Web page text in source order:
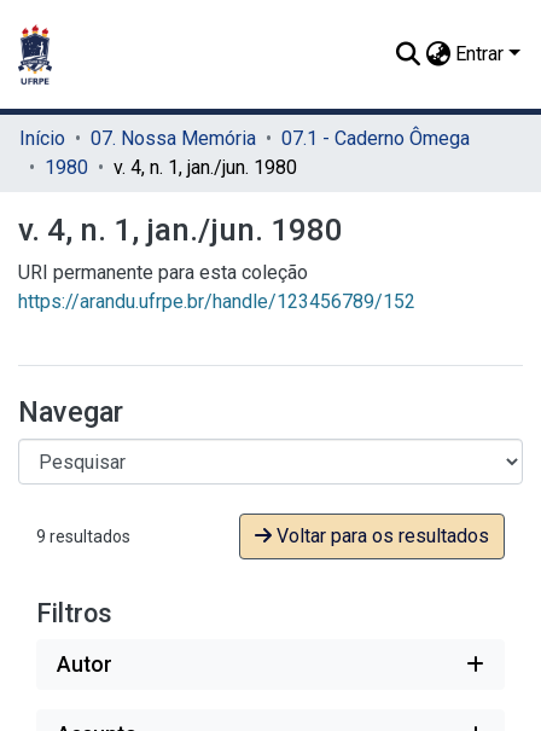
Entrar
Início 07. Nossa Memória
07.1 - Caderno Ômega
1980
v. 4, n. 1, jan./jun. 1980
v. 4, n. 1, jan./jun. 1980
URI permanente para esta coleção
https://arandu.ufrpe.br/handle/123456789/152
Navegar
9 resultados Voltar para os resultados
Filtros
Autor